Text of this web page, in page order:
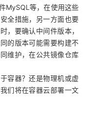
MySQL等，在使用这些
全措施，另一方面也要
，要确认中间件版本，
的版本可能需要构建不
维护，在公共镜像仓库
容器？还是物理机或虚
们将在容器云部署一文